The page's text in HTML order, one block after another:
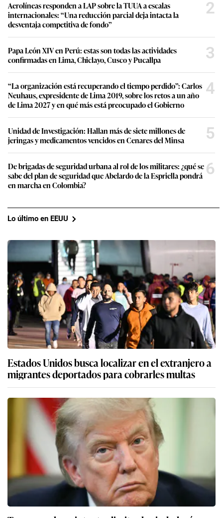
Aerolíneas responden a LAP sobre la TUUA a escalas
internacionales: “Una reducción parcial deja intacta la
desventaja competitiva de fondo”
2
Papa León XIV en Perú: estas son todas las actividades
confirmadas en Lima, Chiclayo, Cusco y Pucallpa
3
“La organización está recuperando el tiempo perdido”: Carlos
Neuhaus, expresidente de Lima 2019, sobre los retos a un año
de Lima 2027 y en qué más está preocupado el Gobierno
4
Unidad de Investigación: Hallan más de siete millones de
jeringas y medicamentos vencidos en Cenares del Minsa
5
De brigadas de seguridad urbana al rol de los militares: ¿qué se
sabe del plan de seguridad que Abelardo de la Espriella pondrá
en marcha en Colombia?
6
Lo último en EEUU
Estados Unidos busca localizar en el extranjero a
migrantes deportados para cobrarles multas